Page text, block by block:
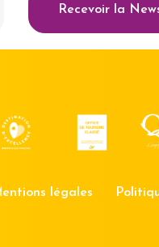
Recevoir la
légales